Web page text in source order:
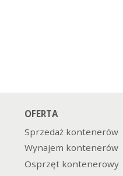
OFERTA
Sprzedaż kontenerów
Wynajem kontenerów
Osprzęt kontenerowy